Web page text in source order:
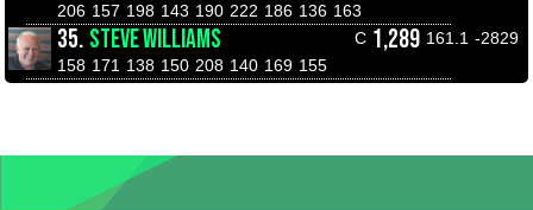
206 157 198 143 190 222 186 136 163
35. STEVE WILLIAMS C 1,289 161.1 -2829
158 171 138 150 208 140 169 155